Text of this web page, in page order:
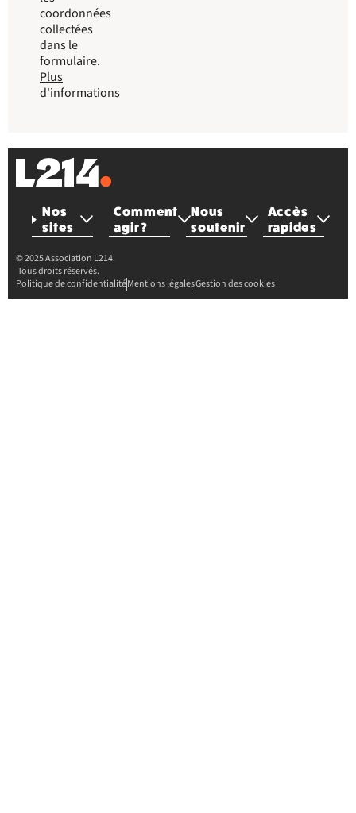
coordonnées
collectées
dans le
formulaire.
Plus
d'informations
Nos
sites
Comment
agir ?
Nous
soutenir
Accès
rapides
© 2025 Association L214.
Tous droits réservés.
Politique de confidentialitéMentions légalesGestion des cookies